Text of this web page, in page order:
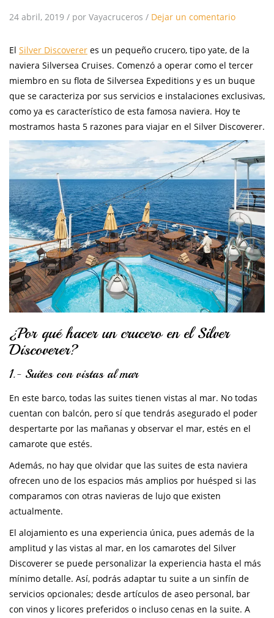
24 abril, 2019 / por Vayacruceros / Dejar un comentario
El Silver Discoverer es un pequeño crucero, tipo yate, de la
naviera Silversea Cruises. Comenzó a operar como el tercer
miembro en su flota de Silversea Expeditions y es un buque
que se caracteriza por sus servicios e instalaciones exclusivas,
como ya es característico de esta famosa naviera. Hoy te
mostramos hasta 5 razones para viajar en el Silver Discoverer.
¿Por qué hacer un crucero en el Silver
Discoverer?
1.- Suites con vistas al mar
En este barco, todas las suites tienen vistas al mar. No todas
cuentan con balcón, pero sí que tendrás asegurado el poder
despertarte por las mañanas y observar el mar, estés en el
camarote que estés.
Además, no hay que olvidar que las suites de esta naviera
ofrecen uno de los espacios más amplios por huésped si las
comparamos con otras navieras de lujo que existen
actualmente.
El alojamiento es una experiencia única, pues además de la
amplitud y las vistas al mar, en los camarotes del Silver
Discoverer se puede personalizar la experiencia hasta el más
mínimo detalle. Así, podrás adaptar tu suite a un sinfín de
servicios opcionales; desde artículos de aseo personal, bar
con vinos y licores preferidos o incluso cenas en la suite. A